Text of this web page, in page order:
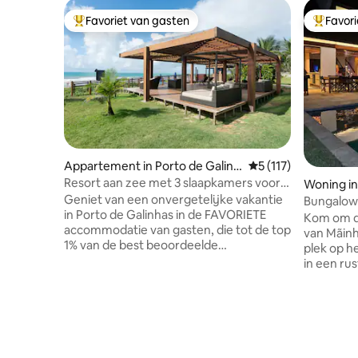
Topfavoriet van gasten
Favoriet van gasten
Appartement in Porto de Galinh
as
Gemiddelde
5 (117)
Resort aan zee met 3 slaapkamers voor
gezinnen in de top 1 %
Geniet van een onvergetelijke vakantie
in Porto de Galinhas in de FAVORIETE
accommodatie van gasten, die tot de top
1% van de best beoordeelde
Woning
Cupe
Kom om
van Mãinha. Het is gelegen op
plek op
in een